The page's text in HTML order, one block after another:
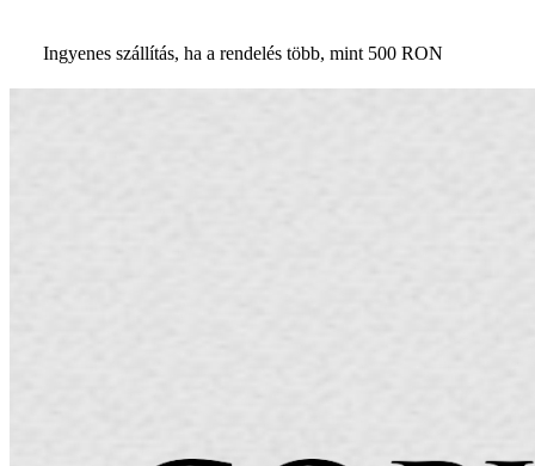
Ingyenes szállítás, ha a rendelés több, mint 500 RON